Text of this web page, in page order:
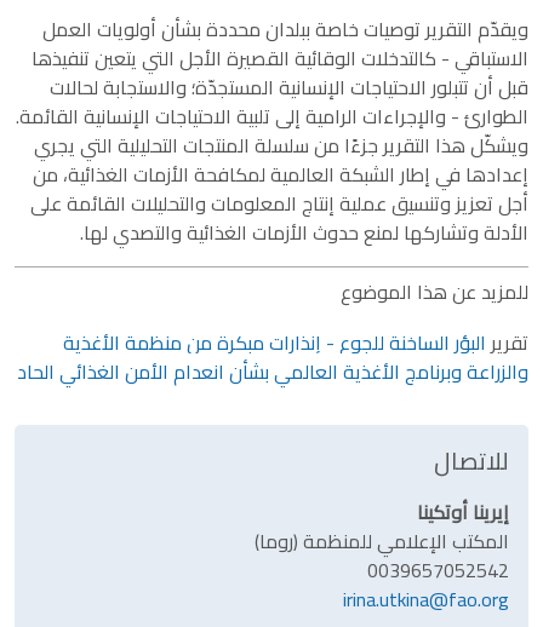
ويقدّم التقرير توصيات خاصة ببلدان محددة بشأن أولويات العمل
الاستباقي - كالتدخلات الوقائية القصيرة الأجل التي يتعين تنفيذها
قبل أن تتبلور الاحتياجات الإنسانية المستجدّة؛ والاستجابة لحالات
الطوارئ - والإجراءات الرامية إلى تلبية الاحتياجات الإنسانية القائمة.
ويشكّل هذا التقرير جزءًا من سلسلة المنتجات التحليلية التي يجري
إعدادها في إطار الشبكة العالمية لمكافحة الأزمات الغذائية، من
أجل تعزيز وتنسيق عملية إنتاج المعلومات والتحليلات القائمة على
الأدلة وتشاركها لمنع حدوث الأزمات الغذائية والتصدي لها.
للمزيد عن هذا الموضوع
تقرير البؤر الساخنة للجوع - إنذارات مبكرة من منظمة الأغذية
والزراعة وبرنامج الأغذية العالمي بشأن انعدام الأمن الغذائي الحاد
للاتصال
إيرينا أوتكينا
المكتب الإعلامي للمنظمة (روما)
0039657052542
irina.utkina@fao.org